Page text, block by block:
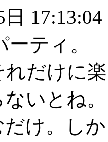
17:13:04
ーティ。
れだけに
いとね
け。し